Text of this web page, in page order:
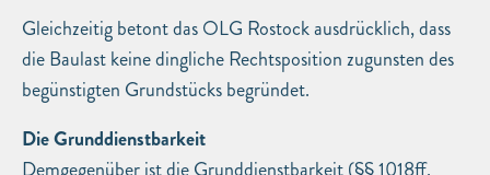
Gleichzeitig betont das OLG Rostock ausdrücklich, dass
die Baulast keine dingliche Rechtsposition zugunsten des
begünstigten Grundstücks begründet.
Die Grunddienstbarkeit